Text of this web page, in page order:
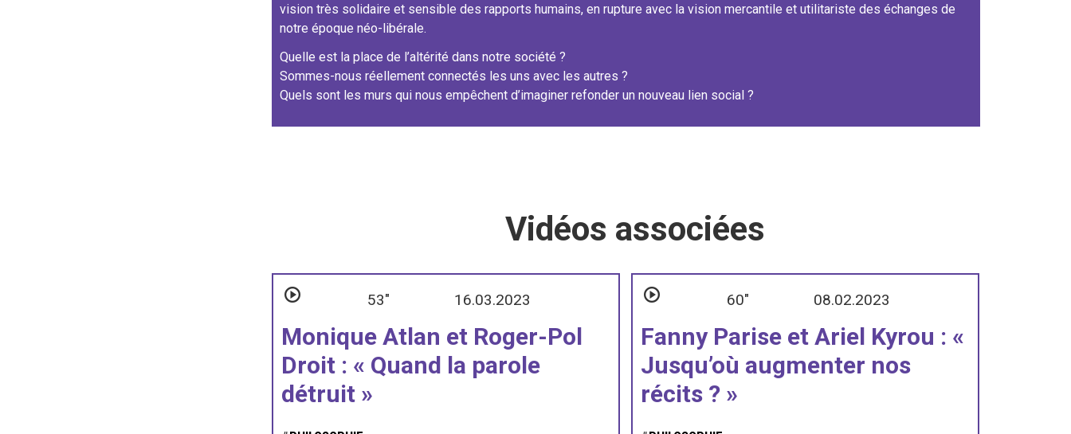
vision très solidaire et sensible des rapports humains, en rupture avec la vision mercantile et utilitariste des échanges de
notre époque néo-libérale.
Quelle est la place de l’altérité dans notre société ?
Sommes-nous réellement connectés les uns avec les autres ?
Quels sont les murs qui nous empêchent d’imaginer refonder un nouveau lien social ?
Vidéos associées
53" 16.03.2023
Monique Atlan et Roger-Pol
Droit : « Quand la parole
détruit »
60" 08.02.2023
Fanny Parise et Ariel Kyrou : «
Jusqu’où augmenter nos
récits ? »